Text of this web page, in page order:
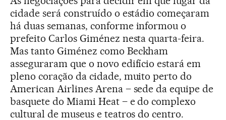
cidade será construído o estádio começaram
há duas semanas, conforme informou o
prefeito Carlos Giménez nesta quarta-feira.
Mas tanto Giménez como Beckham
asseguraram que o novo edifício estará em
pleno coração da cidade, muito perto do
American Airlines Arena – sede da equipe de
basquete do Miami Heat – e do complexo
cultural de museus e teatros do centro.